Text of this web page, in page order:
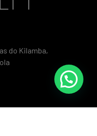
do Kilamba,